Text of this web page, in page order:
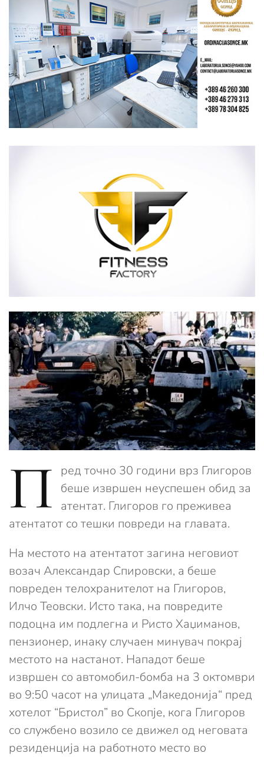
П ред точно 30 години врз Глигоров
беше извршен неуспешен обид за
атентат. Глигоров го преживеа
атентатот со тешки повреди на главата.
На местото на атентатот загина неговиот
возач Александар Спировски, а беше
повреден телохранителот на Глигоров,
Илчо Теовски. Исто така, на повредите
подоцна им подлегна и Ристо Хаџиманов,
пензионер, инаку случаен минувач покрај
местото на настанот. Нападот беше
извршен со автомобил-бомба на 3 октомври
во 9:50 часот на улицата „Македонија“ пред
хотелот “Бристол” во Скопје, кога Глигоров
со службено возило се движел од неговата
резиденција на работното место во